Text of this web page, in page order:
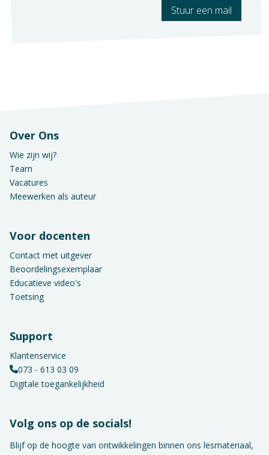
Examen / Kwalificatie / UitstroomStuur een mail
Over Ons
Wie zijn wij?
Team
Vacatures
Meewerken als auteur
Voor docenten
Contact met uitgever
Beoordelingsexemplaar
Educatieve video's
Toetsing
Support
Klantenservice
073 - 613 03 09
Digitale toegankelijkheid
Volg ons op de socials!
Blijf op de hoogte van ontwikkelingen binnen ons lesmateriaal,